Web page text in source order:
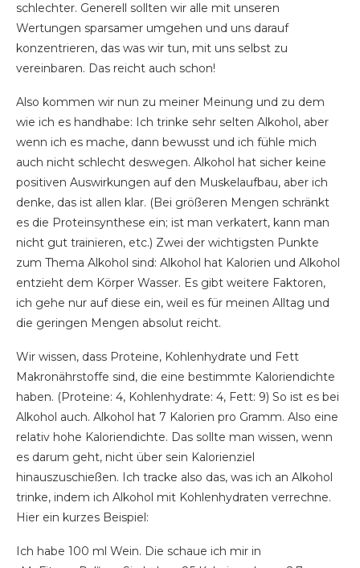
schlechter. Generell sollten wir alle mit unseren
Wertungen sparsamer umgehen und uns darauf
konzentrieren, das was wir tun, mit uns selbst zu
vereinbaren. Das reicht auch schon!
Also kommen wir nun zu meiner Meinung und zu dem
wie ich es handhabe: Ich trinke sehr selten Alkohol, aber
wenn ich es mache, dann bewusst und ich fühle mich
auch nicht schlecht deswegen. Alkohol hat sicher keine
positiven Auswirkungen auf den Muskelaufbau, aber ich
denke, das ist allen klar. (Bei größeren Mengen schränkt
es die Proteinsynthese ein; ist man verkatert, kann man
nicht gut trainieren, etc.) Zwei der wichtigsten Punkte
zum Thema Alkohol sind: Alkohol hat Kalorien und Alkohol
entzieht dem Körper Wasser. Es gibt weitere Faktoren,
ich gehe nur auf diese ein, weil es für meinen Alltag und
die geringen Mengen absolut reicht.
Wir wissen, dass Proteine, Kohlenhydrate und Fett
Makronährstoffe sind, die eine bestimmte Kaloriendichte
haben. (Proteine: 4, Kohlenhydrate: 4, Fett: 9) So ist es bei
Alkohol auch. Alkohol hat 7 Kalorien pro Gramm. Also eine
relativ hohe Kaloriendichte. Das sollte man wissen, wenn
es darum geht, nicht über sein Kalorienziel
hinauszuschießen. Ich tracke also das, was ich an Alkohol
trinke, indem ich Alkohol mit Kohlenhydraten verrechne.
Hier ein kurzes Beispiel:
Ich habe 100 ml Wein. Die schaue ich mir in